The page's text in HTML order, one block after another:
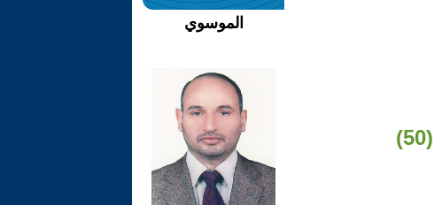
الموسوي